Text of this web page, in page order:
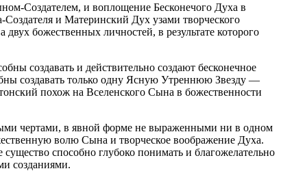
Создателем, и воплощение Бесконечого Духа в
и Материнский Дух узами творческого
божественных личностей, в результате которого
создавать и действительно создают бесконечное
создавать только одну Ясную Утреннюю Звезду —
похож на Вселенского Сына в божественности
чертами, в явной форме не выраженными ни в одном
волю Сына и творческое воображение Духа.
способно глубоко понимать и благожелательно
созданиями.